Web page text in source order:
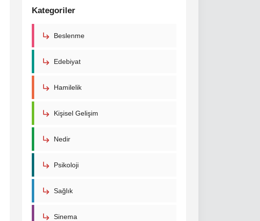
Kategoriler
Beslenme
Edebiyat
Hamilelik
Kişisel Gelişim
Nedir
Psikoloji
Sağlık
Sinema